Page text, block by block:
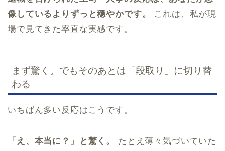
像しているよりずっと穏やかです。
これは、私が現
場で見てきた率直な実感です。
まず驚く。でもそのあとは「段取り」に切り替
わる
いちばん多い反応はこうです。
「え、本当に？」と驚く。
たとえ薄々気づいていた